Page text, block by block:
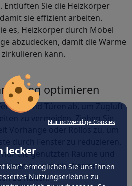
Nur notwendige Cookies
lecker
klar” ermöglichen Sie uns Ihnen
Nutzungserlebnis zu
. Entlüften Sie die Heizkörper
sie effizient arbeiten.
es, Heizkörper durch Möbel
abzudecken, damit die Wärme
kann.
optimieren
und Türen ab, um Zugluft
zu vermeiden. Ziehen Sie
Vorhänge oder Rollos zu, um
die genutzten Räume und
Türen zu, um die Wärme in
zu halten.